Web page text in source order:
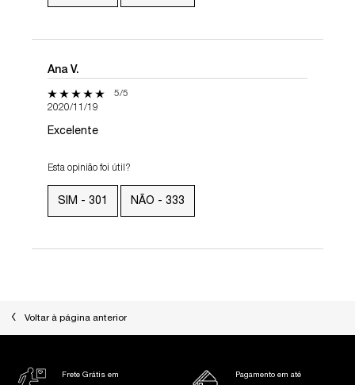
Ana V.
5 out of 5 stars. 5/5
2020/11/19
Excelente
Esta opinião foi útil?
SIM - 301 NÃO - 333
Voltar à página anterior
Frete Grátis em
Pagamento em até